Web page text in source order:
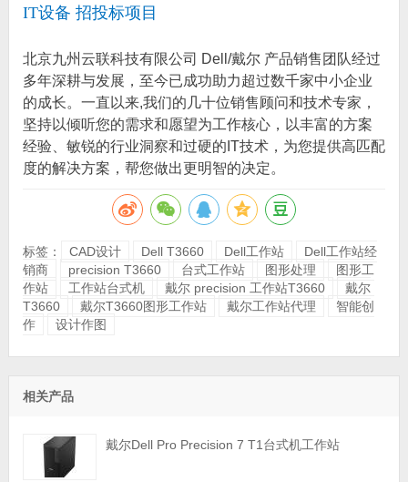
IT设备 招投标项目
北京九州云联科技有限公司 Dell/戴尔 产品销售团队经过
多年深耕与发展，至今已成功助力超过数千家中小企业
的成长。一直以来,我们的几十位销售顾问和技术专家，
坚持以倾听您的需求和愿望为工作核心，以丰富的方案
经验、敏锐的行业洞察和过硬的IT技术，为您提供高匹配
度的解决方案，帮您做出更明智的决定。
标签： CAD设计 Dell T3660 Dell工作站
Dell工作站经
销商
precision T3660 台式工作站 图形处理
图形工
作站
工作站台式机 戴尔 precision 工作站T3660
戴尔
T3660
戴尔T3660图形工作站 戴尔工作站代理
智能创
作
设计作图
相关产品
戴尔Dell Pro Precision 7 T1台式机工作站